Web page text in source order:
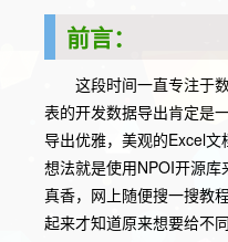
前言：
这段时间一直专注于数
表的开发数据导出肯定是
导出优雅，美观的Excel
想法就是使用NPOI开源
真香，网上随便搜一搜教
起来才知道原来想要给不